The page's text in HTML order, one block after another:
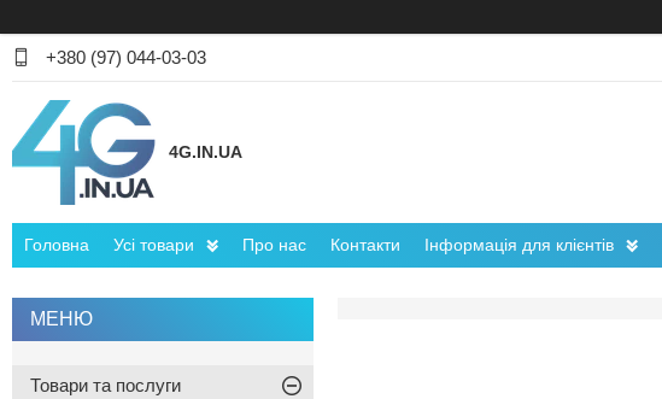
+380 (97) 044-03-03
4G.IN.UA
Головна Усі товари Про нас Контакти Інформація для клієнтів
Товари та послуги